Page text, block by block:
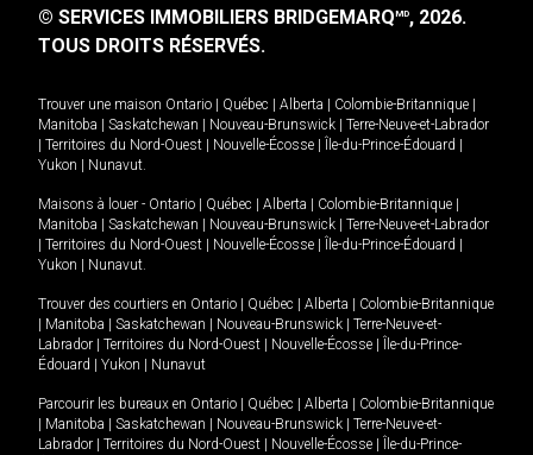
© SERVICES IMMOBILIERS BRIDGEMARQMD, 2026.
TOUS DROITS RÉSERVÉS.
Trouver une maison Ontario Québec Alberta Colombie-Britannique
Manitoba
Saskatchewan Nouveau-Brunswick
Terre-Neuve-et-Labrador
Territoires du Nord-Ouest Nouvelle-Écosse Île-du-Prince-Édouard
Yukon
Nunavut.
Maisons à louer - Ontario Québec Alberta Colombie-Britannique
Manitoba
Saskatchewan Nouveau-Brunswick
Terre-Neuve-et-Labrador
Territoires du Nord-Ouest Nouvelle-Écosse Île-du-Prince-Édouard
Yukon
Nunavut.
Trouver des courtiers en Ontario Québec Alberta
Colombie-Britannique
Manitoba Saskatchewan Nouveau-Brunswick
Terre-Neuve-et-
Labrador
Territoires du Nord-Ouest Nouvelle-Écosse
Île-du-Prince-
Édouard
Yukon Nunavut
Parcourir les bureaux en Ontario Québec Alberta
Colombie-Britannique
Manitoba Saskatchewan Nouveau-Brunswick
Terre-Neuve-et-
Labrador
Territoires du Nord-Ouest Nouvelle-Écosse
Île-du-Prince-